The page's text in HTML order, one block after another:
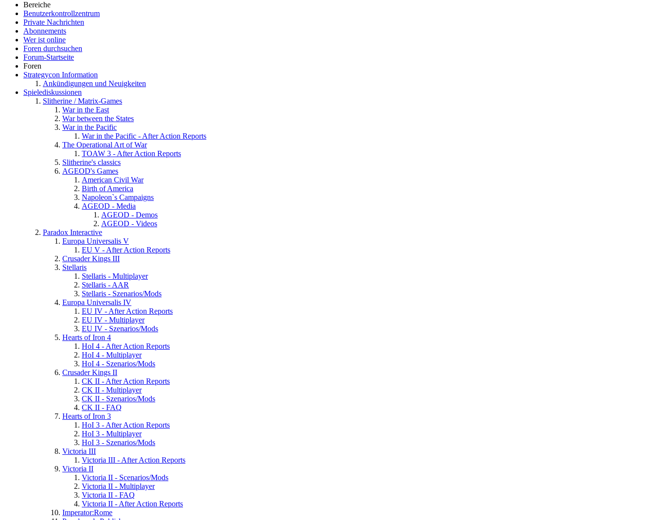
Bereiche
Benutzerkontrollzentrum
Private Nachrichten
Abonnements
Wer ist online
Foren durchsuchen
Forum-Startseite
Foren
Strategycon Information
Ankündigungen und Neuigkeiten
Spielediskussionen
Slitherine / Matrix-Games
War in the East
War between the States
War in the Pacific
War in the Pacific - After Action Reports
The Operational Art of War
TOAW 3 - After Action Reports
Slitherine's classics
AGEOD's Games
American Civil War
Birth of America
Napoleon`s Campaigns
AGEOD - Media
AGEOD - Demos
AGEOD - Videos
Paradox Interactive
Europa Universalis V
EU V - After Action Reports
Crusader Kings III
Stellaris
Stellaris - Multiplayer
Stellaris - AAR
Stellaris - Szenarios/Mods
Europa Universalis IV
EU IV - After Action Reports
EU IV - Multiplayer
EU IV - Szenarios/Mods
Hearts of Iron 4
HoI 4 - After Action Reports
HoI 4 - Multiplayer
HoI 4 - Szenarios/Mods
Crusader Kings II
CK II - After Action Reports
CK II - Multiplayer
CK II - Szenarios/Mods
CK II - FAQ
Hearts of Iron 3
HoI 3 - After Action Reports
HoI 3 - Multiplayer
HoI 3 - Szenarios/Mods
Victoria III
Victoria III - After Action Reports
Victoria II
Victoria II - Scenarios/Mods
Victoria II - Multiplayer
Victoria II - FAQ
Victoria II - After Action Reports
Imperator:Rome